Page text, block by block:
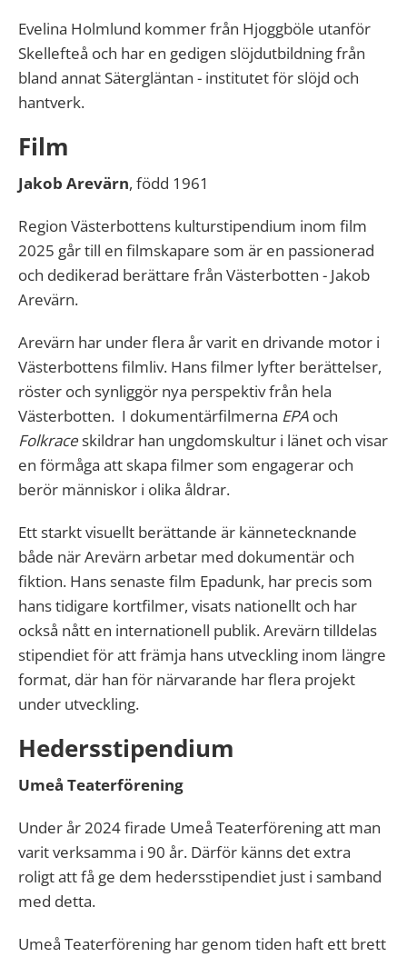
Evelina Holmlund kommer från Hjoggböle utanför
Skellefteå och har en gedigen slöjdutbildning från
bland annat Sätergläntan - institutet för slöjd och
hantverk.
Film
Jakob Arevärn, född 1961
Region Västerbottens kulturstipendium inom film
2025 går till en filmskapare som är en passionerad
och dedikerad berättare från Västerbotten - Jakob
Arevärn.
Arevärn har under flera år varit en drivande motor i
Västerbottens filmliv. Hans filmer lyfter berättelser,
röster och synliggör nya perspektiv från hela
Västerbotten. I dokumentärfilmerna EPA och
Folkraceskildrar han ungdomskultur i länet och visar
en förmåga att skapa filmer som engagerar och
berör människor i olika åldrar.
Ett starkt visuellt berättande är kännetecknande
både när Arevärn arbetar med dokumentär och
fiktion. Hans senaste film Epadunk, har precis som
hans tidigare kortfilmer, visats nationellt och har
också nått en internationell publik. Arevärn tilldelas
stipendiet för att främja hans utveckling inom längre
format, där han för närvarande har flera projekt
under utveckling.
Hedersstipendium
Umeå Teaterförening
Under år 2024 firade Umeå Teaterförening att man
varit verksamma i 90 år. Därför känns det extra
roligt att få ge dem hedersstipendiet just i samband
med detta.
Umeå Teaterförening har genom tiden haft ett brett